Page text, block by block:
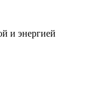
и энергией